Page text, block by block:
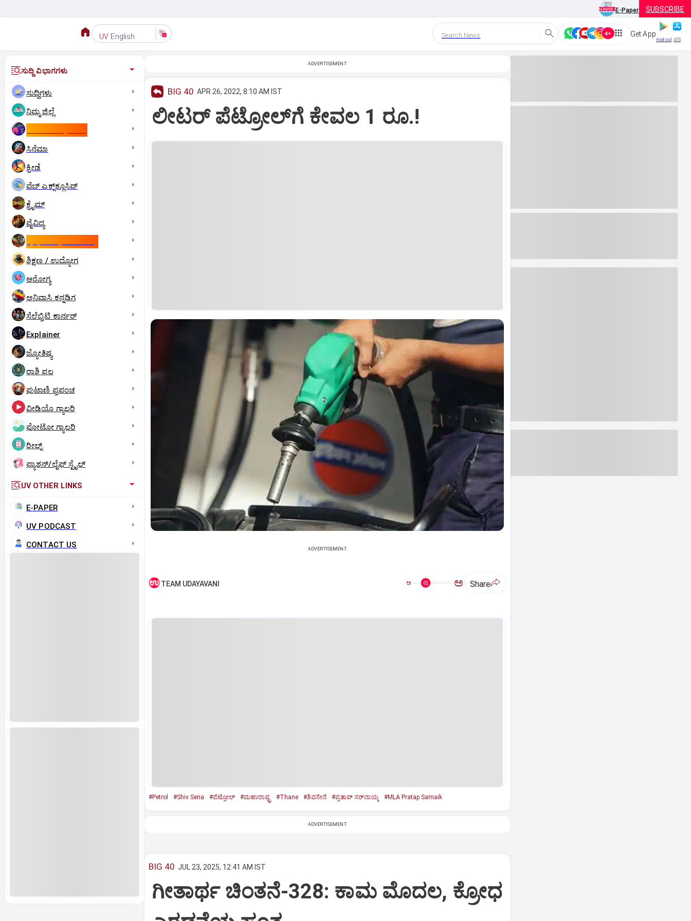
E-Paper SUBSCRIBE
UV English Search News Get App
Android iOS
ಸುದ್ದಿ ವಿಭಾಗಗಳು
ಸುದ್ದಿಗಳು
ನಿಮ್ಮ ಜಿಲ್ಲೆ
ಸಿನೆಮಾ
ಕ್ರೀಡೆ
ವೆಬ್ ಎಕ್ಸ್‌ಕ್ಲೂಸಿವ್
ಕ್ರೈಮ್
ವೈವಿಧ್ಯ
ಶಿಕ್ಷಣ / ಉದ್ಯೋಗ
ಆರೋಗ್ಯ
ಅನಿವಾಸಿ ಕನ್ನಡಿಗ
ಸೆಲೆಬ್ರಿಟಿ ಕಾರ್ನರ್‌
Explainer
ಜ್ಯೋತಿಷ್ಯ
ರಾಶಿ ಫಲ
ಪುಟಾಣಿ ಪ್ರಪಂಚ
ವೀಡಿಯೊ ಗ್ಯಾಲರಿ
ಫೋಟೋ ಗ್ಯಾಲರಿ
ರೀಲ್ಸ್
ಫ್ಯಾಶನ್/ಲೈಫ್‌ ಸ್ಟೈಲ್
UV OTHER LINKS
E-PAPER
UV PODCAST
CONTACT US
ADVERTISEMENT
BIG 40 APR 26, 2022, 8:10 AM IST
ಲೀಟರ್‌ ಪೆಟ್ರೋಲ್‌ಗೆ ಕೇವಲ 1 ರೂ.!
ADVERTISEMENT
TEAM UDAYAVANI ಅ ಅ Share
#Petrol #Shiv Sena #ಪೆಟ್ರೋಲ್‌ #ಮಹಾರಾಷ್ಟ್ರ #Thane #ಶಿವಸೇನೆ #ಪ್ರತಾಪ್‌ ಸರ್‌ನಾಯ್ಕ #MLA Pratap Sarnaik
ADVERTISEMENT
BIG 40 JUL 23, 2025, 12:41 AM IST
ಗೀತಾರ್ಥ ಚಿಂತನೆ-328: ಕಾಮ ಮೊದಲ, ಕ್ರೋಧ